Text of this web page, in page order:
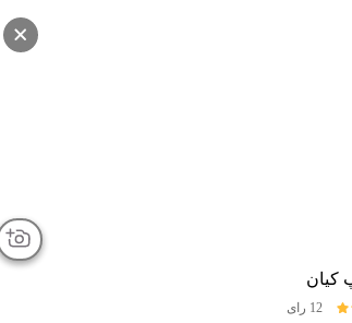
کیان
12 رای